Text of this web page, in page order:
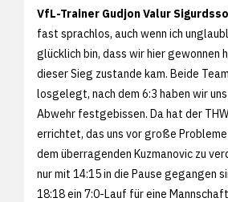
VfL-Trainer Gudjon Valur
fast sprachlos, auch wenn ich
glücklich bin, dass wir hier gewonnen
dieser Sieg zustande kam. Beide
losgelegt, nach dem 6:3 haben wir
Abwehr festgebissen. Da hat der
errichtet, das uns vor große
dem überragenden Kuzmanovic zu
nur mit 14:15 in die Pause gegangen
18:18 ein 7:0-Lauf für eine